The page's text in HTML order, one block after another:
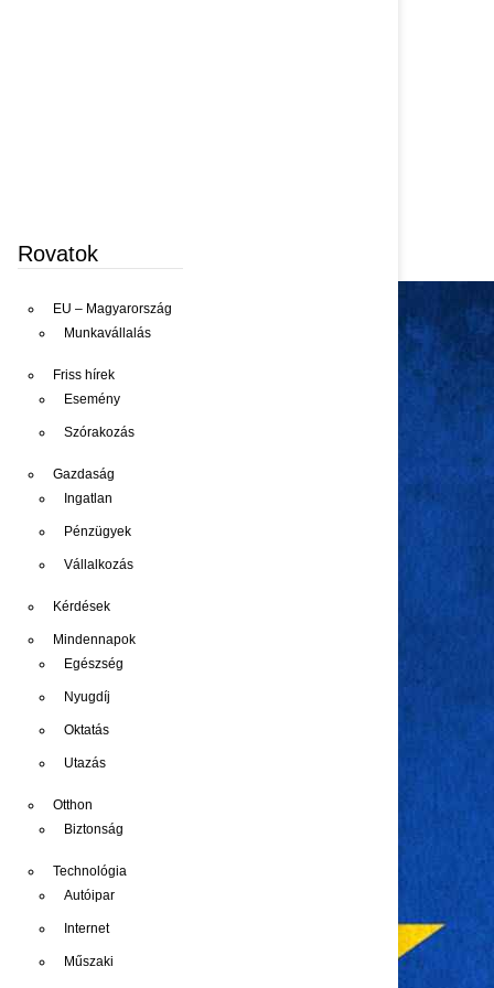
Rovatok
EU – Magyarország
Munkavállalás
Friss hírek
Esemény
Szórakozás
Gazdaság
Ingatlan
Pénzügyek
Vállalkozás
Kérdések
Mindennapok
Egészség
Nyugdíj
Oktatás
Utazás
Otthon
Biztonság
Technológia
Autóipar
Internet
Műszaki